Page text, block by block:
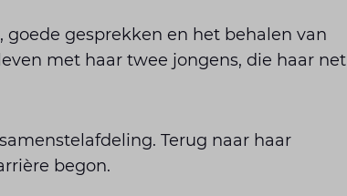
gesprekken en het behalen van
met haar twee jongens, die haar net
Terug naar haar
begon.